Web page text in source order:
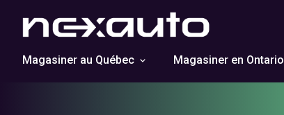
Magasiner au Québec Magasiner en Ontario